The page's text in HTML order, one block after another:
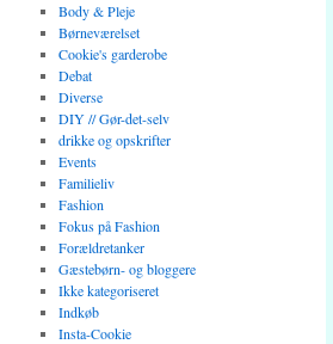
Body & Pleje
Børneværelset
Cookie's garderobe
Debat
Diverse
DIY // Gør-det-selv
drikke og opskrifter
Events
Familieliv
Fashion
Fokus på Fashion
Forældretanker
Gæstebørn- og bloggere
Ikke kategoriseret
Indkøb
Insta-Cookie